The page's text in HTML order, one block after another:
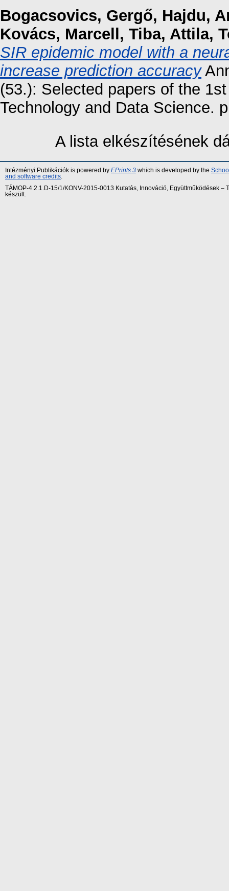
Bogacsovics, Gergő, Hajdu,
Kovács, Marcell, Tiba, Attila,
SIR epidemic model with a
increase prediction accuracy
(53.): Selected papers of the
Technology and Data Science.
A lista elkészítésének
Intézményi Publikációk is powered by EPrints 3 which is developed by the
and software credits
TÁMOP-4.2.1.D-15/1/KONV-2015-0013 Kutatás, Innováció, Együttműködések
készült.